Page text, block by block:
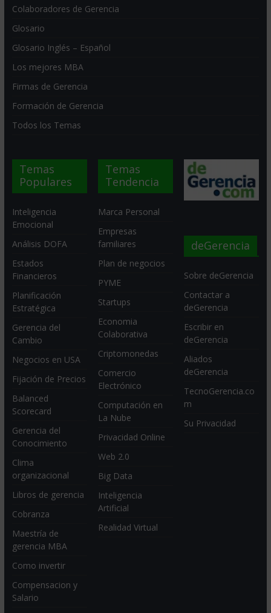
Colaboradores de Gerencia
Glosario
Glosario Inglés – Español
Los mejores MBA
Firmas de Gerencia
Formación de Gerencia
Todos los Temas
Temas
Populares
Inteligencia
Emocional
Análisis DOFA
Estados
Financieros
Planificación
Estratégica
Gerencia del
Cambio
Negocios en USA
Fijación de Precios
Balanced
Scorecard
Gerencia del
Conocimiento
Clima
organizacional
Libros de gerencia
Cobranza
Maestría de
gerencia MBA
Como invertir
Compensacion y
Salario
Temas
Tendencia
Marca Personal
Empresas
familiares
Plan de negocios
PYME
Startups
Economia
Colaborativa
Criptomonedas
Comercio
Electrónico
Computación en
La Nube
Privacidad Online
Web 2.0
Big Data
Inteligencia
Artificial
Realidad Virtual
deGerencia
Sobre deGerencia
Contactar a
deGerencia
Escribir en
deGerencia
Aliados
deGerencia
TecnoGerencia.co
m
Su Privacidad